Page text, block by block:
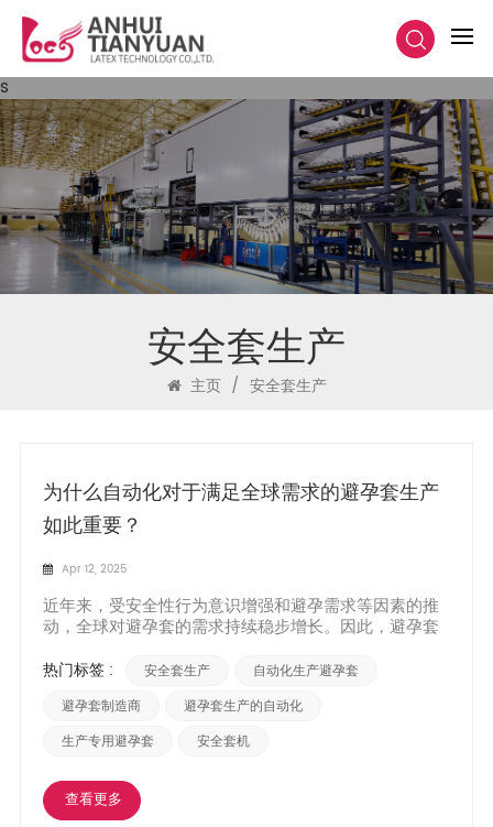
s
安全套生产
主页 / 安全套生产
为什么自动化对于满足全球需求的避孕套生产
如此重要？
Apr 12, 2025
近年来，受安全性行为意识增强和避孕需求等因素的推
动，全球对避孕套的需求持续稳步增长。因此，避孕套
实证明，避孕套生产自动化是满足这一需求的关键解决
满足全球需求的重要性。 1.提高生产力： 避孕套生产自
动化显著...
热门标签 : 安全套生产 自动化生产避孕套
避孕套制造商 避孕套生产的自动化
生产专用避孕套 安全套机
查看更多